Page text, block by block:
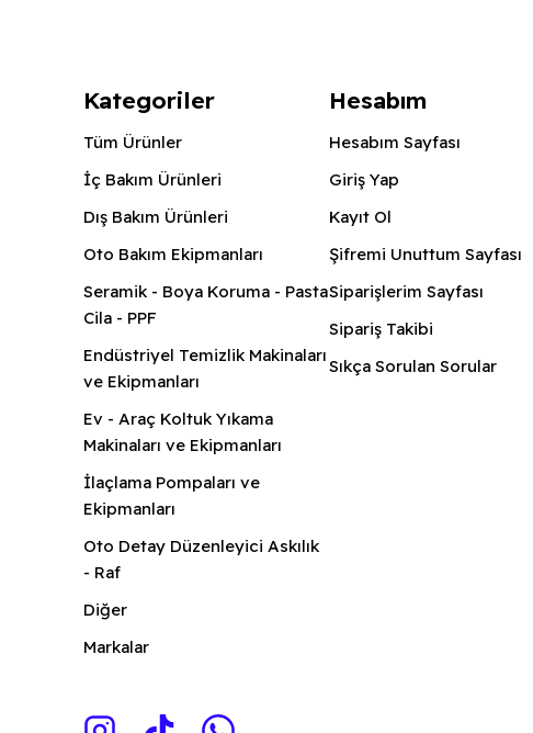
Kategoriler
Tüm Ürünler
İç Bakım Ürünleri
Dış Bakım Ürünleri
Oto Bakım Ekipmanları
Seramik - Boya Koruma - Pasta
Cila - PPF
Endüstriyel Temizlik Makinaları
ve Ekipmanları
Ev - Araç Koltuk Yıkama
Makinaları ve Ekipmanları
İlaçlama Pompaları ve
Ekipmanları
Oto Detay Düzenleyici Askılık
- Raf
Diğer
Markalar
Hesabım
Hesabım Sayfası
Giriş Yap
Kayıt Ol
Şifremi Unuttum Sayfası
Siparişlerim Sayfası
Sipariş Takibi
Sıkça Sorulan Sorular